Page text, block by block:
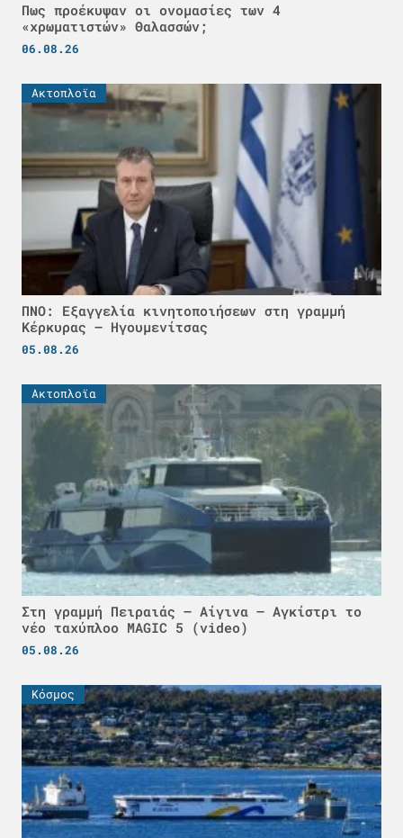
Πως προέκυψαν οι ονομασίες των 4
«χρωματιστών» Θαλασσών;
06.08.26
Ακτοπλοϊα
ΠΝΟ: Εξαγγελία κινητοποιήσεων στη γραμμή
Κέρκυρας – Ηγουμενίτσας
05.08.26
Ακτοπλοϊα
Στη γραμμή Πειραιάς – Αίγινα – Αγκίστρι το
νέο ταχύπλοο MAGIC 5 (video)
05.08.26
Κόσμος